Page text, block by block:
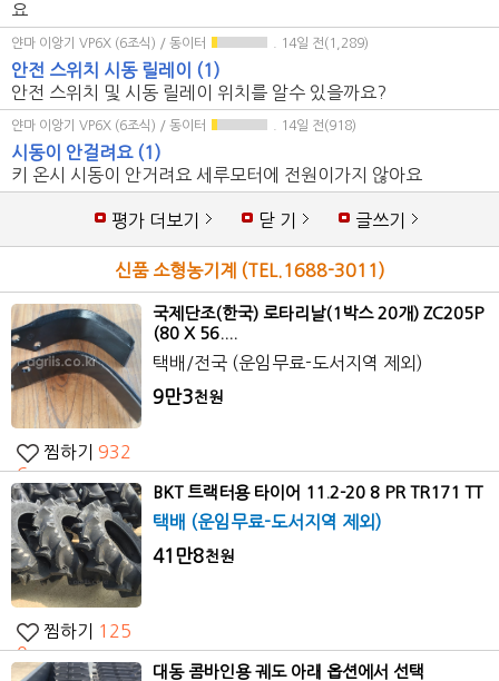
요
얀마 이앙기 VP6X (6조식) / 동이터 . 14일 전(1,289)
안전 스위치 시동 릴레이 (1)
안전 스위치 및 시동 릴레이 위치를 알수 있을까요?
얀마 이앙기 VP6X (6조식) / 동이터 . 14일 전(918)
시동이 안걸려요 (1)
키 온시 시동이 안거려요 세루모터에 전원이가지 않아요
평가 더보기 닫 기 글쓰기
신품 소형농기계 (TEL. 1688-3011 )
국제단조(한국) 로타리날(1박스 20개) ZC205P
(80 X 56....
택배/전국 (운임무료-도서지역 제외)
9만3천원
찜하기 932
6
BKT 트랙터용 타이어 11.2-20 8 PR TR171 TT
택배 (운임무료-도서지역 제외)
41만8천원
찜하기
125
0
대동 콤바인용 궤도 아래 옵션에서 선택